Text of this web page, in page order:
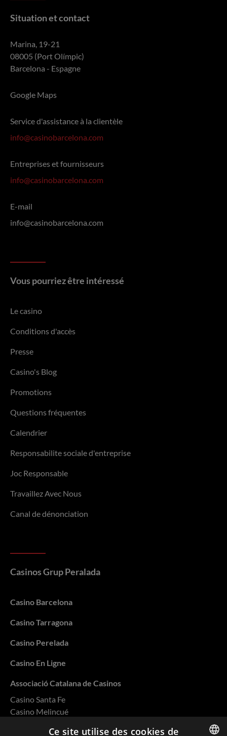
Situation et contact
Marina, 19-21
08005 (Port Olímpic)
Barcelona - Espagne
Google Maps
Service d'assistance à la clientèle
info@casinobarcelona.com
Entreprises et fournisseurs
info@casinobarcelona.com
E-mail
info@casinobarcelona.com
Vous pourriez être intéressé
Le casino
Conditions d'accès
Presse
Casino's Blog
Promotions
Questions fréquentes
Calendrier
Responsabilite sociale d'entreprise
Joc Responsable
Travaillez Avec Nous
Canal de dénonciation
Casinos Grup Peralada
Casino Barcelona
Casino Tarragona
Casino Perelada
Casino En Ligne
Associació Catalana de Casinos
Casino Santa Fe
Casino Melincué
Ce site utilise des cookies de